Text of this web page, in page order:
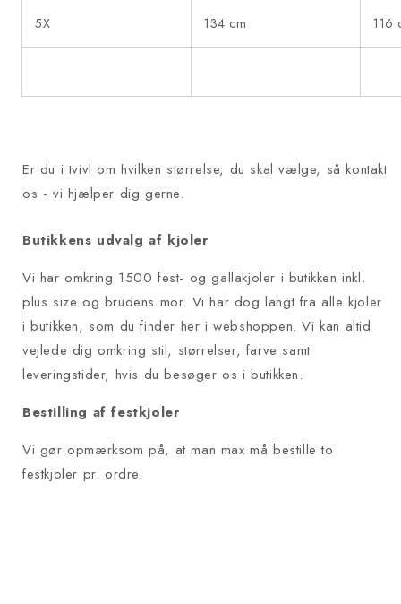
5X 134 cm 116
Er du i tvivl om hvilken størrelse, du skal vælge, så kontakt
os - vi hjælper dig gerne.
Butikkens udvalg af kjoler
Vi har omkring 1500 fest- og gallakjoler i butikken inkl.
plus size og brudens mor. Vi har dog langt fra alle kjoler
i butikken, som du finder her i webshoppen. Vi kan altid
vejlede dig omkring stil, størrelser, farve samt
leveringstider, hvis du besøger os i butikken.
Bestilling af festkjoler
Vi gør opmærksom på, at man max må bestille to
festkjoler pr. ordre.